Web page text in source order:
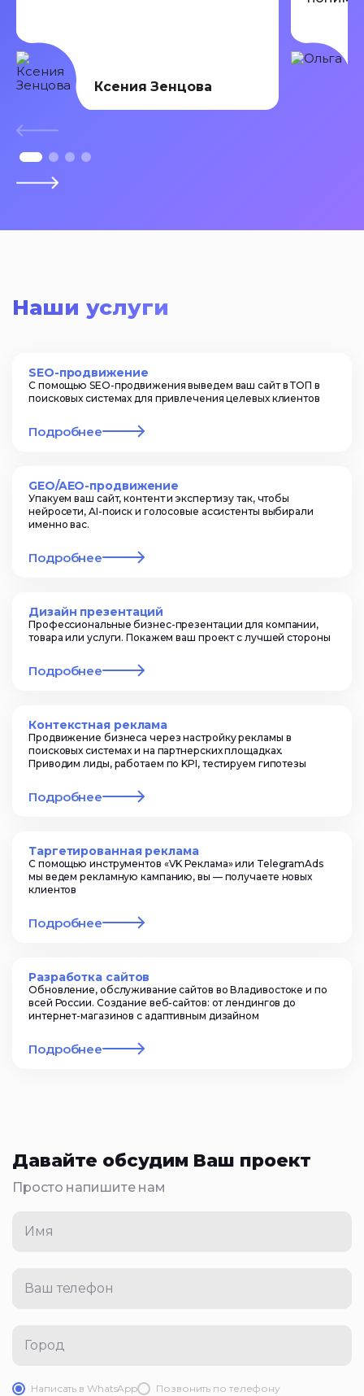
Ксения Зенцова
Наши услуги
SEO-продвижение
С помощью SEO-продвижения выведем ваш сайт в ТОП в
поисковых системах для привлечения целевых клиентов
Подробнее
GEO/AEO-продвижение
Упакуем ваш сайт, контент и экспертизу так, чтобы
нейросети, AI-поиск и голосовые ассистенты выбирали
именно вас.
Подробнее
Дизайн презентаций
Профессиональные бизнес-презентации для компании,
товара или услуги. Покажем ваш проект с лучшей стороны
Подробнее
Контекстная реклама
Продвижение бизнеса через настройку рекламы в
поисковых системах и на партнерских площадках.
Приводим лиды, работаем по KPI, тестируем гипотезы
Подробнее
Таргетированная реклама
С помощью инструментов «VK Реклама» или TelegramAds
мы ведем рекламную кампанию, вы — получаете новых
клиентов
Подробнее
Разработка сайтов
Обновление, обслуживание сайтов во Владивостоке и по
всей России. Создание веб-сайтов: от лендингов до
интернет-магазинов с адаптивным дизайном
Подробнее
Давайте обсудим Ваш проект
Просто напишите нам
Имя
Ваш телефон
Город
Написать в WhatsApp
Позвонить по телефону